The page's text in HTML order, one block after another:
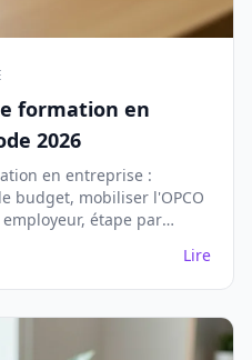
formation en
2026
en entreprise :
budget, mobiliser l'OPCO
étape par
Lire